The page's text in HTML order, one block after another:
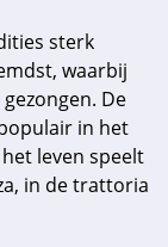
sterk
waarbij
De
in het
leven speelt
in de trattoria